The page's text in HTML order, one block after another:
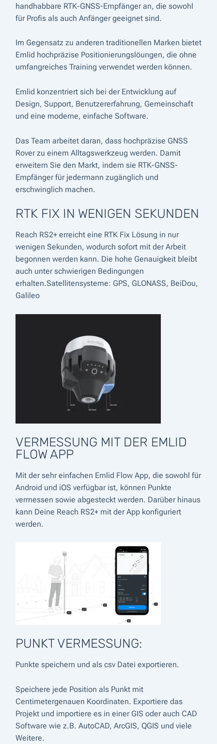
handhabbare RTK-GNSS-Empfänger an, die sowohl
für Profis als auch Anfänger geeignet sind.
Im Gegensatz zu anderen traditionellen Marken bietet
Emlid hochpräzise Positionierungslöungen, die ohne
umfangreiches Training verwendet werden können.
Emlid konzentriert sich bei der Entwicklung auf
Design, Support, Benutzererfahrung, Gemeinschaft
und eine moderne, einfache Software.
Das Team arbeitet daran, dass hochpräzise GNSS
Rover zu einem Alltagswerkzeug werden. Damit
erweitern Sie den Markt, indem sie RTK-GNSS-
Empfänger für jedermann zugänglich und
erschwinglich machen.
RTK FIX IN WENIGEN SEKUNDEN
Reach RS2+ erreicht eine RTK Fix Lösung in nur
wenigen Sekunden, wodurch sofort mit der Arbeit
begonnen werden kann. Die hohe Genauigkeit bleibt
auch unter schwierigen Bedingungen
erhalten.Satellitensysteme: GPS, GLONASS, BeiDou,
Galileo
VERMESSUNG MIT DER EMLID
FLOW APP
Mit der sehr einfachen Emlid Flow App, die sowohl für
Android und iOS verfügbar ist, können Punkte
vermessen sowie abgesteckt werden. Darüber hinaus
kann Deine Reach RS2+ mit der App konfiguriert
werden.
PUNKT VERMESSUNG:
Punkte speichern und als csv Datei exportieren.
Speichere jede Position als Punkt mit
Centimetergenauen Koordinaten. Exportiere das
Projekt und importiere es in einer GIS oder auch CAD
Software wie z.B. AutoCAD, ArcGIS, QGIS und viele
Weitere.